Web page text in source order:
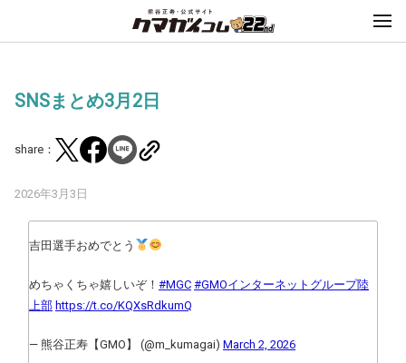
SNSまとめ3月2日
share：
2026年3月3日
吉田選手おめでとう
めちゃくちゃ嬉しいぞ！ #MGC #GMOインターネットグループ陸
上部 https://t.co/KQXsRdkumQ
— 熊谷正寿【GMO】 (@m_kumagai) March 2, 2026